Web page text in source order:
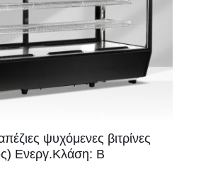
ψυχόμενες βιτρίνες
Ενεργ.Κλάση: Β